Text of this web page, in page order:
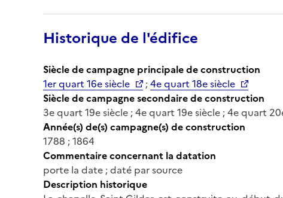
Historique de l'édifice
Siècle de campagne principale de construction
1er quart 16e siècle
;4e quart 18e siècle
Siècle de campagne secondaire de construction
3e quart 19e siècle ; 4e quart 19e siècle ; 4e quart
Année(s) de(s) campagne(s) de construction
1788 ; 1864
Commentaire concernant la datation
porte la date ; daté par source
Description historique